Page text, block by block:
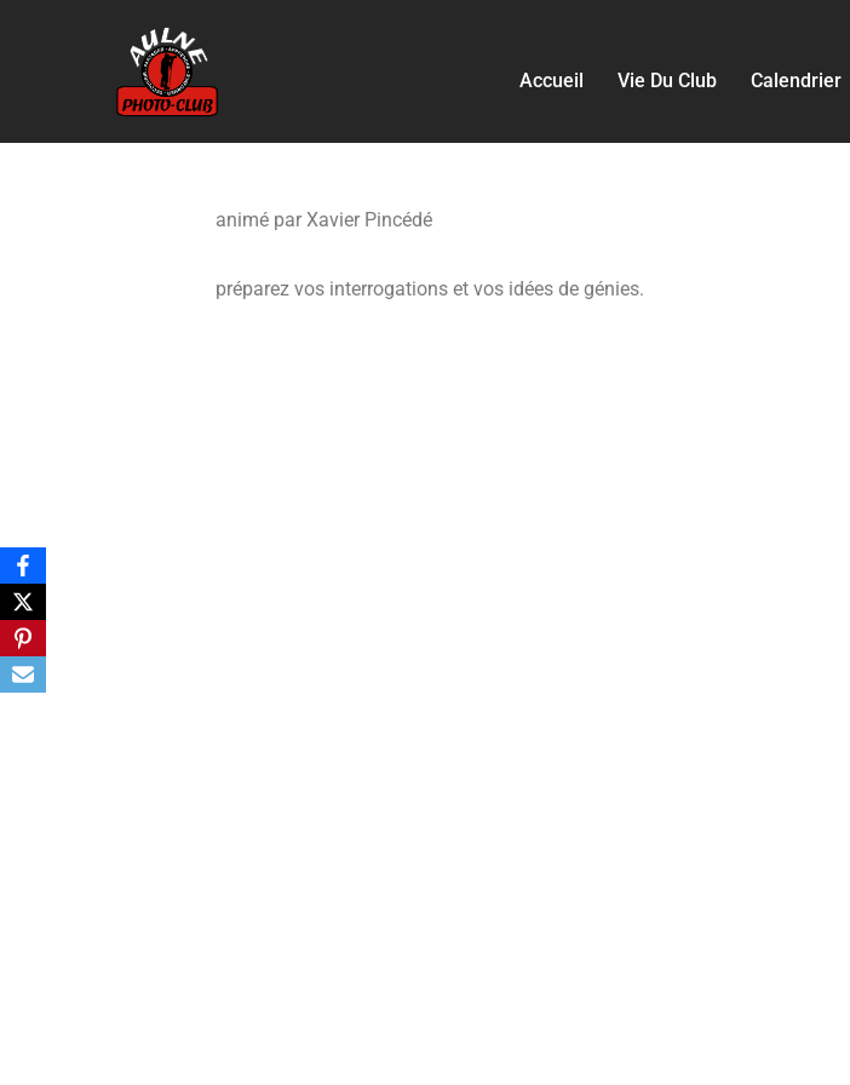
Accueil Vie Du Club Calendrier
animé par Xavier Pincédé
préparez vos interrogations et vos idées de génies.